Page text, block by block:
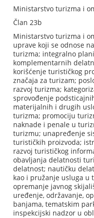
Ministarstvo turizma i
Član 23b
Ministarstvo turizma i
uprave koji se odnose
turizma; integralno
komplementarnih
korišćenje turističkog
značaja za turizam;
razvoj turizma;
sprovođenje
materijalnih i drugih
turizma; promociju
naknade i penale u
turizmu; unapređenje
turističkih proizvoda;
razvoj turističkog
obavljanja delatnosti
delatnost; nautičku
kao i pružanje usluga u
opremanje javnog
uređenje, održavanje,
banjama, tematskim
inspekcijski nadzor u